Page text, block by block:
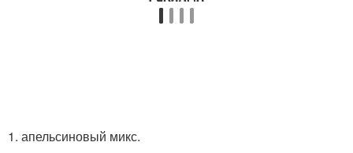
1. апельсиновый микс.